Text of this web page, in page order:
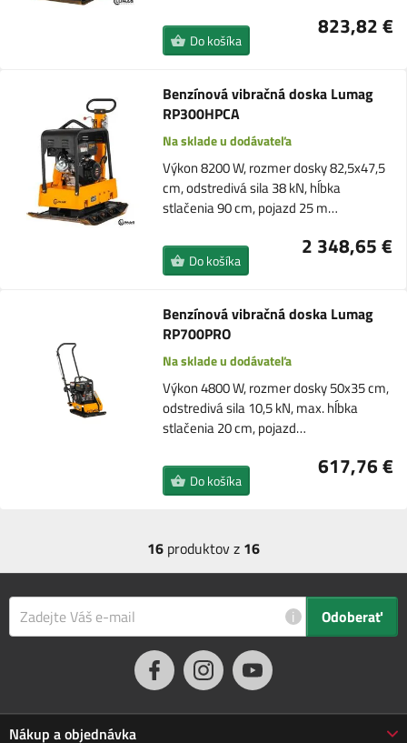
823,82 €
Do košíka
Benzínová vibračná doska Lumag
RP300HPCA
Na sklade u dodávateľa
Výkon 8200 W, rozmer dosky 82,5x47,5
cm, odstredivá sila 38 kN, hĺbka
stlačenia 90 cm, pojazd 25 m…
2 348,65 €
Do košíka
Benzínová vibračná doska Lumag
RP700PRO
Na sklade u dodávateľa
Výkon 4800 W, rozmer dosky 50x35 cm,
odstredivá sila 10,5 kN, max. hĺbka
stlačenia 20 cm, pojazd…
617,76 €
Do košíka
16 produktov z 16
i Odoberať
Nákup a objednávka